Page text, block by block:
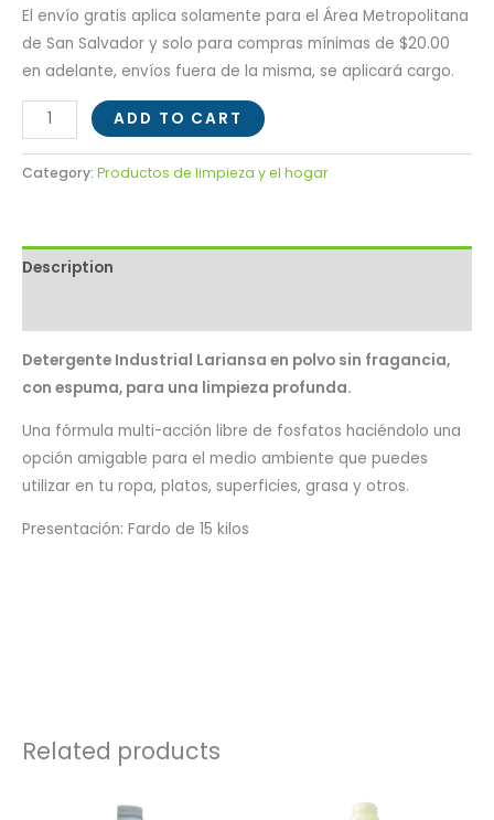
El envío gratis aplica solamente para el Área Metropolitana
de San Salvador y solo para compras mínimas de $20.00
en adelante, envíos fuera de la misma, se aplicará cargo.
ADD TO CART
Category: Productos de limpieza y el hogar
Description
Detergente Industrial Lariansa en polvo sin fragancia,
con espuma, para una limpieza profunda.
Una fórmula multi-acción libre de fosfatos haciéndolo una
opción amigable para el medio ambiente que puedes
utilizar en tu ropa, platos, superficies, grasa y otros.
Presentación: Fardo de 15 kilos
Related products